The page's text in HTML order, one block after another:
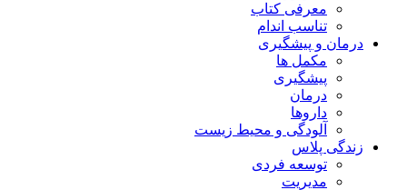
معرفی کتاب
تناسب اندام
درمان و پیشگیری
مکمل ها
پیشگیری
درمان
داروها
آلودگی و محیط زیست
زندگی پلاس
توسعه فردی
مدیریت